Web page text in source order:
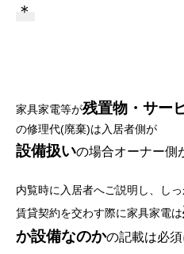
＊
家具家電等が残置物・サー
の修理代(廃棄)は入居者側が
設備扱いの場合オーナー側
内覧時に入居者へご説明し、し
賃貸契約を交わす際に家具家電は
か設備なのかの記載は必須